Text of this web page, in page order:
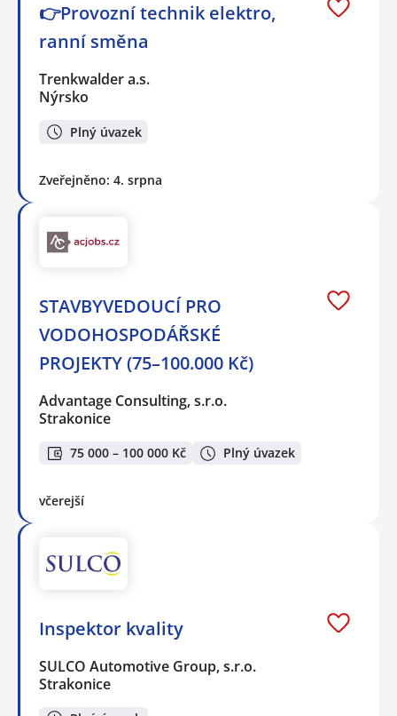
👉Provozní technik elektro,
ranní směna
Trenkwalder a.s.
Nýrsko
Plný úvazek
Zveřejněno: 4. srpna
STAVBYVEDOUCÍ PRO
VODOHOSPODÁŘSKÉ
PROJEKTY (75–100.000 Kč)
Advantage Consulting, s.r.o.
Strakonice
75 000 – 100 000 Kč Plný úvazek
včerejší
Inspektor kvality
SULCO Automotive Group, s.r.o.
Strakonice